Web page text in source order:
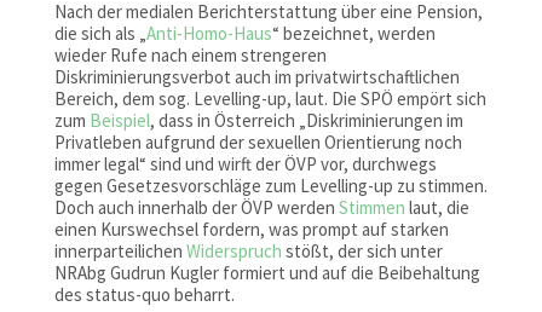
Nach der medialen Berichterstattung über eine Pension,
die sich als „ Anti-Homo-Haus“ bezeichnet, werden
wieder Rufe nach einem strengeren
Diskriminierungsverbot auch im privatwirtschaftlichen
Bereich, dem sog. Levelling-up, laut. Die SPÖ empört sich
zum Beispiel, dass in Österreich „Diskriminierungen im
Privatleben aufgrund der sexuellen Orientierung noch
immer legal“ sind und wirft der ÖVP vor, durchwegs
gegen Gesetzesvorschläge zum Levelling-up zu stimmen.
Doch auch innerhalb der ÖVP werden Stimmen laut, die
einen Kurswechsel fordern, was prompt auf starken
innerparteilichen Widerspruch stößt, der sich unter
NRAbg Gudrun Kugler formiert und auf die Beibehaltung
des status-quo beharrt.